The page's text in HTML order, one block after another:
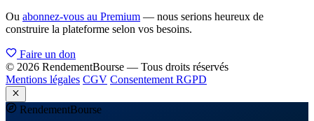
Ou abonnez-vous au Premium — nous serions heureux de
construire la plateforme selon vos besoins.
Faire un don
© 2026 RendementBourse — Tous droits réservés
Mentions légales CGV Consentement RGPD
RendementBourse